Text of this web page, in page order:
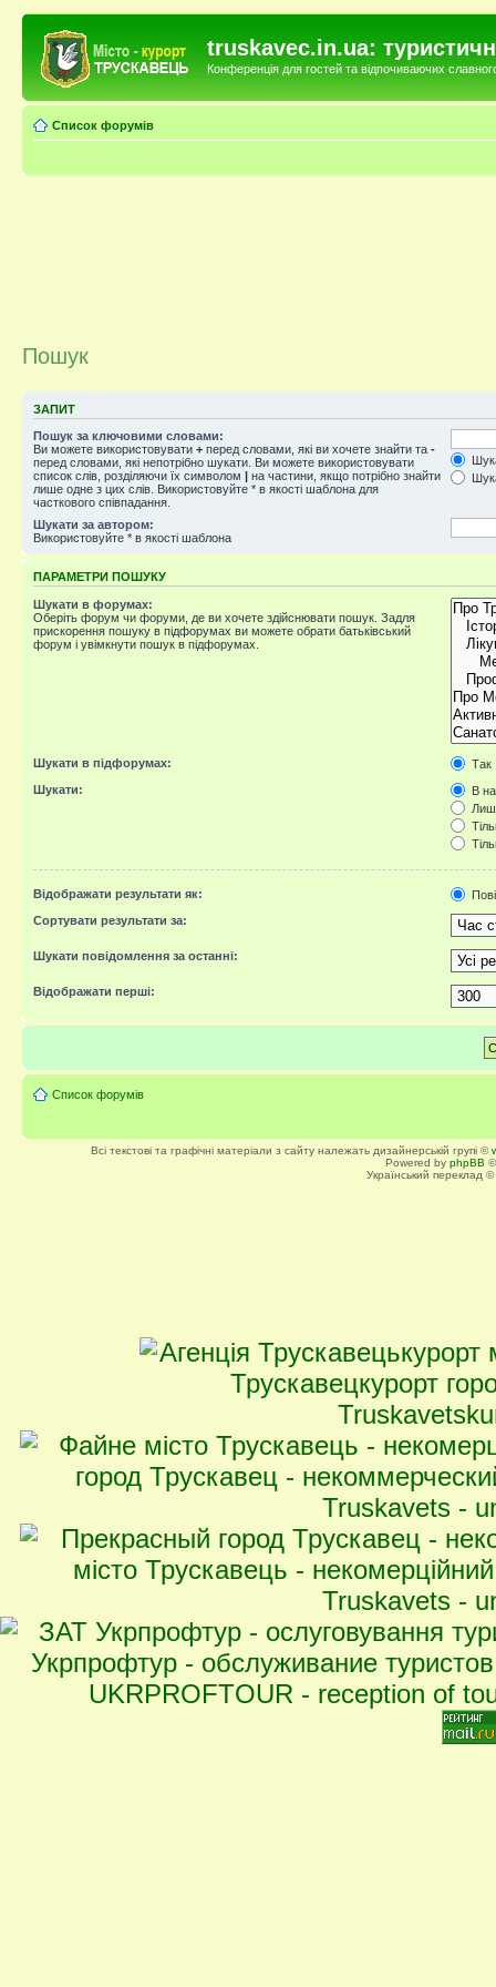
truskavec.in.ua:
Конференція для гостей та відпочиваючих
Список форумів
Пошук
ЗАПИТ
Пошук за ключовими словами:
Ви можете використовувати + перед словами, які ви хочете знайти та -
перед словами, які непотрібно шукати. Ви можете використовувати
список слів, розділяючи їх символом | на частини, якщо потрібно знайти
лише одне з цих слів. Використовуйте * в якості шаблона для
часткового співпадання.
Шукати за автором:
Використовуйте * в якості шаблона
ПАРАМЕТРИ ПОШУКУ
Шукати в форумах:
Оберіть форум чи форуми, де ви хочете здійснювати пошук. Задля
прискорення пошуку в підфорумах ви можете обрати батьківський
форум і увімкнути пошук в підфорумах.
Шукати в підфорумах:
Так
Шукати:
В
Відображати результати як:
Сортувати результати за:
Шукати повідомлення за останні:
Відображати перші:
Список форумів
Всі текстові та графічні матеріали з сайту належать дизайнерській групі ©
Powered by phpBB
Український переклад